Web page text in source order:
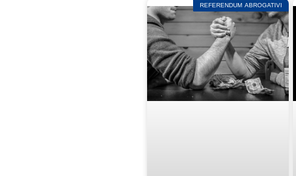
REFERENDUM ABROGATIVI